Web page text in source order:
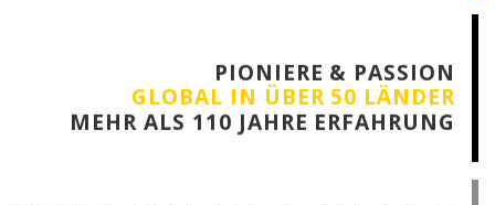
PIONIERE & PASSION
GLOBAL IN ÜBER 50 LÄNDER
MEHR ALS 110 JAHRE ERFAHRUNG